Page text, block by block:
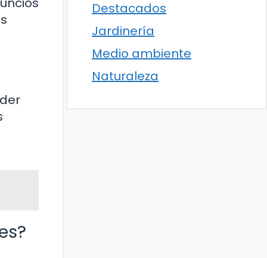
Destacados
Jardinería
Medio ambiente
Naturaleza